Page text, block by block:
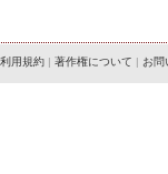
利用規約 | 著作権について | お問